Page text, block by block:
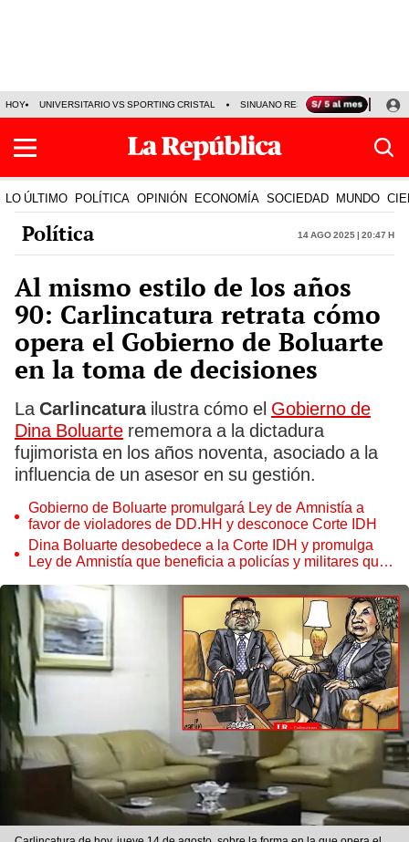
HOY UNIVERSITARIO VS SPORTING CRISTAL SINUANO RESULTADOS HOY
LO ÚLTIMO POLÍTICA OPINIÓN ECONOMÍA SOCIEDAD MUNDO
Política 14 Ago 2025 | 20:47 h
Al mismo estilo de los años
90: Carlincatura retrata cómo
opera el Gobierno de Boluarte
en la toma de decisiones
La Carlincaturailustra cómo el Gobierno de
Dina Boluarte rememora a la dictadura
fujimorista en los años noventa, asociado a la
influencia de un asesor en su gestión.
Gobierno de Boluarte promulgará Ley de Amnistía a
favor de violadores de DD.HH y desconoce Corte IDH
Dina Boluarte desobedece a la Corte IDH y promulga
Ley de Amnistía que beneficia a policías y militares que